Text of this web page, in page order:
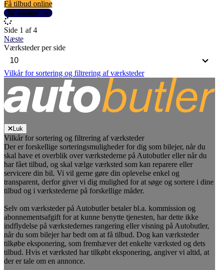
Få tilbud online
Se detaljer
Side 1 af 4
Næste
Værksteder per side
Vilkår for sortering og filtrering af værksteder
Luk
Vilkår for sortering og filtrering af værksteder
Der er forskellige sorteringsmuligheder for dig som bilejer, når du
skal have et overblik over værkstederne på Autobutler eller når du
har fået tilbud, og skal vælge værksted som kan reparere eller
servicere din bil. Vi vil gerne gøre din oplevelse enkel og
transparent, derfor giver vi dig mulighed for at søge og sortere i dine
tilbud og i værkstederne på forskellige måder.
Selv om værksteder på Autobutler betaler bl.a. kommission og
abonnementsafgift for at kunne benytte tjenesten, har dette ikke
indflydelse på værkstedernes rangering eller visning på Autobutler,
når du som bilejer har bedt om at få tilbud. Dog kan værksteder
tilkøbe eksponering, som fremhæver det enkelte værksted og dets
tilbud. Hvis et værksted har tilkøbt eksponering, angiver vi altid, at
der er tale om en annonce.